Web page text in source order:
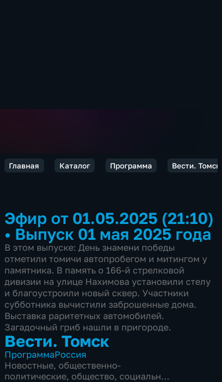
Главная Каталог Программа Вести. Томск
Эфир от 01.05.2025 (21:10)
• Выпуск 01 мая 2025 года
В этом выпуске: День знамени победы
отметили томичи автопробегом и митингом у
памятника. В память о 166-й стрелковой
дивизии на улице Нахимова установили стелу
и благоустроили новый сквер. Участники
субботника вычистили заброшенные дома.
Выставка раритетных автомобилей.
Загадочный гриб нашли в пригороде.
Вести. Томск
ПрограммаРоссия
Новостные, общественно-
политические, общество, социально-